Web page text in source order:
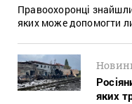
Правоохоронці
яких може допомогти
яких